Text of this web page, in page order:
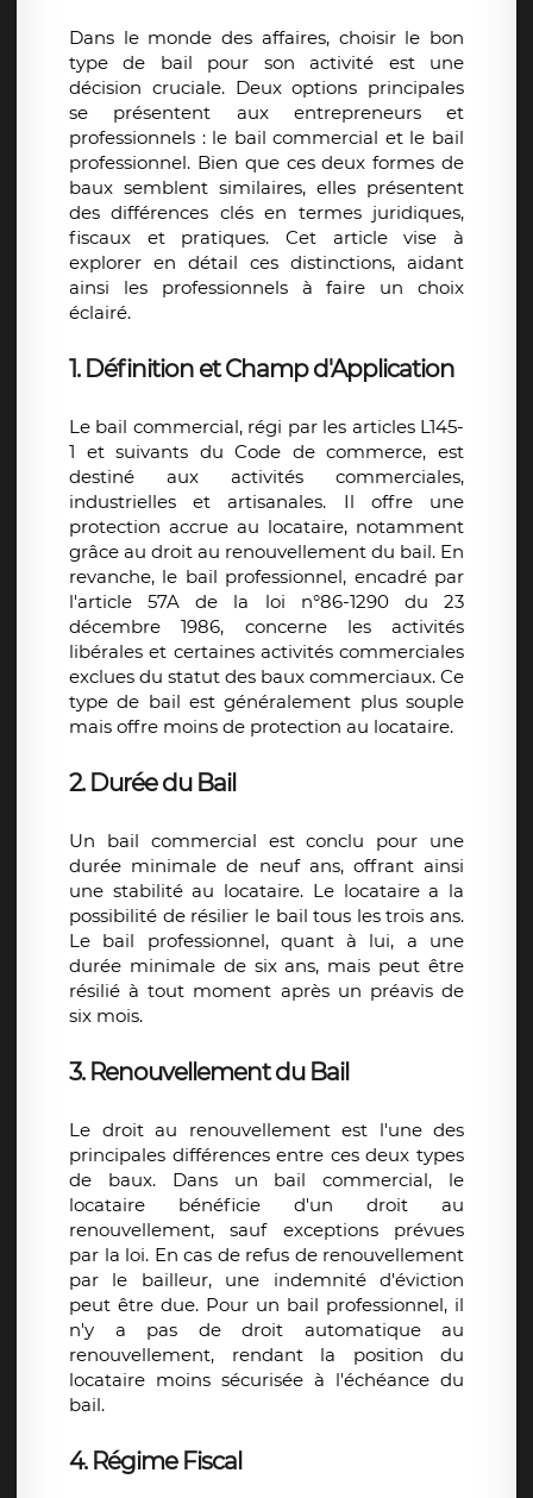
Dans le monde des affaires, choisir le bon
type de bail pour son activité est une
décision cruciale. Deux options principales
se présentent aux entrepreneurs et
professionnels : le bail commercial et le bail
professionnel. Bien que ces deux formes de
baux semblent similaires, elles présentent
des différences clés en termes juridiques,
fiscaux et pratiques. Cet article vise à
explorer en détail ces distinctions, aidant
ainsi les professionnels à faire un choix
éclairé.
1. Définition et Champ d'Application
Le bail commercial, régi par les articles L145-
1 et suivants du Code de commerce, est
destiné aux activités commerciales,
industrielles et artisanales. Il offre une
protection accrue au locataire, notamment
grâce au droit au renouvellement du bail. En
revanche, le bail professionnel, encadré par
l'article 57A de la loi n°86-1290 du 23
décembre 1986, concerne les activités
libérales et certaines activités commerciales
exclues du statut des baux commerciaux. Ce
type de bail est généralement plus souple
mais offre moins de protection au locataire.
2. Durée du Bail
Un bail commercial est conclu pour une
durée minimale de neuf ans, offrant ainsi
une stabilité au locataire. Le locataire a la
possibilité de résilier le bail tous les trois ans.
Le bail professionnel, quant à lui, a une
durée minimale de six ans, mais peut être
résilié à tout moment après un préavis de
six mois.
3. Renouvellement du Bail
Le droit au renouvellement est l'une des
principales différences entre ces deux types
de baux. Dans un bail commercial, le
locataire bénéficie d'un droit au
renouvellement, sauf exceptions prévues
par la loi. En cas de refus de renouvellement
par le bailleur, une indemnité d'éviction
peut être due. Pour un bail professionnel, il
n'y a pas de droit automatique au
renouvellement, rendant la position du
locataire moins sécurisée à l'échéance du
bail.
4. Régime Fiscal